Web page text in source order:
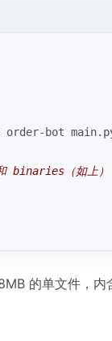
bot
binaries（如上）
的单文件，内